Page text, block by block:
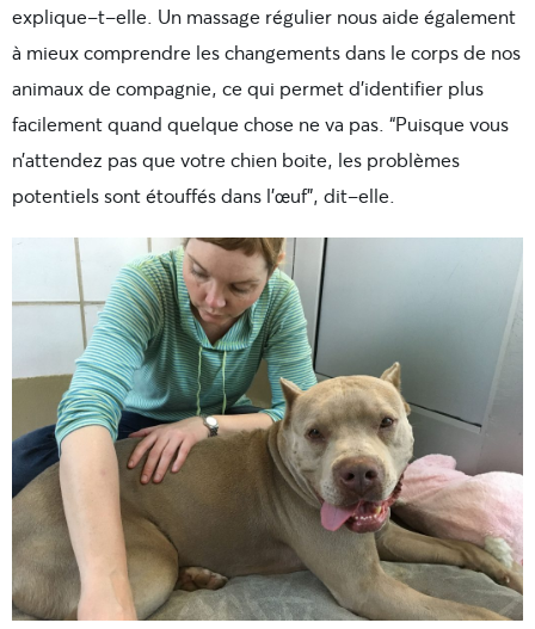
explique-t-elle. Un massage régulier nous aide également
à mieux comprendre les changements dans le corps de nos
animaux de compagnie, ce qui permet d’identifier plus
facilement quand quelque chose ne va pas. “Puisque vous
n’attendez pas que votre chien boite, les problèmes
potentiels sont étouffés dans l’œuf”, dit-elle.